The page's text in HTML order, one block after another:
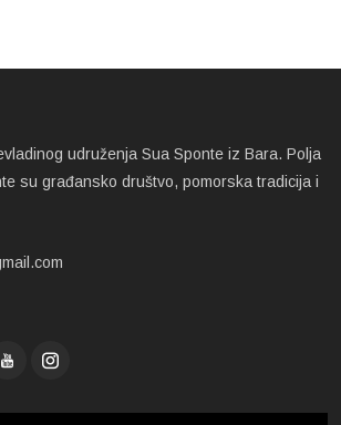
udruženja Sua Sponte iz Bara. Polja
su građansko društvo, pomorska tradicija i